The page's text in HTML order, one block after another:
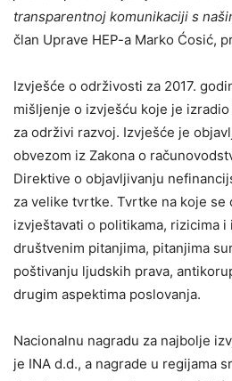
transparentnoj komunikaciji s
član Uprave HEP-a Marko Ćosić,
Izvješće o održivosti za 2017.
mišljenje o izvješću koje je
za održivi razvoj. Izvješće je
obvezom iz Zakona o
Direktive o objavljivanju
za velike tvrtke. Tvrtke na koje se
izvještavati o politikama, rizicima
društvenim pitanjima, pitanjima
poštivanju ljudskih prava,
drugim aspektima poslovanja.
Nacionalnu nagradu za najbolje
je INA d.d., a nagrade u regijama